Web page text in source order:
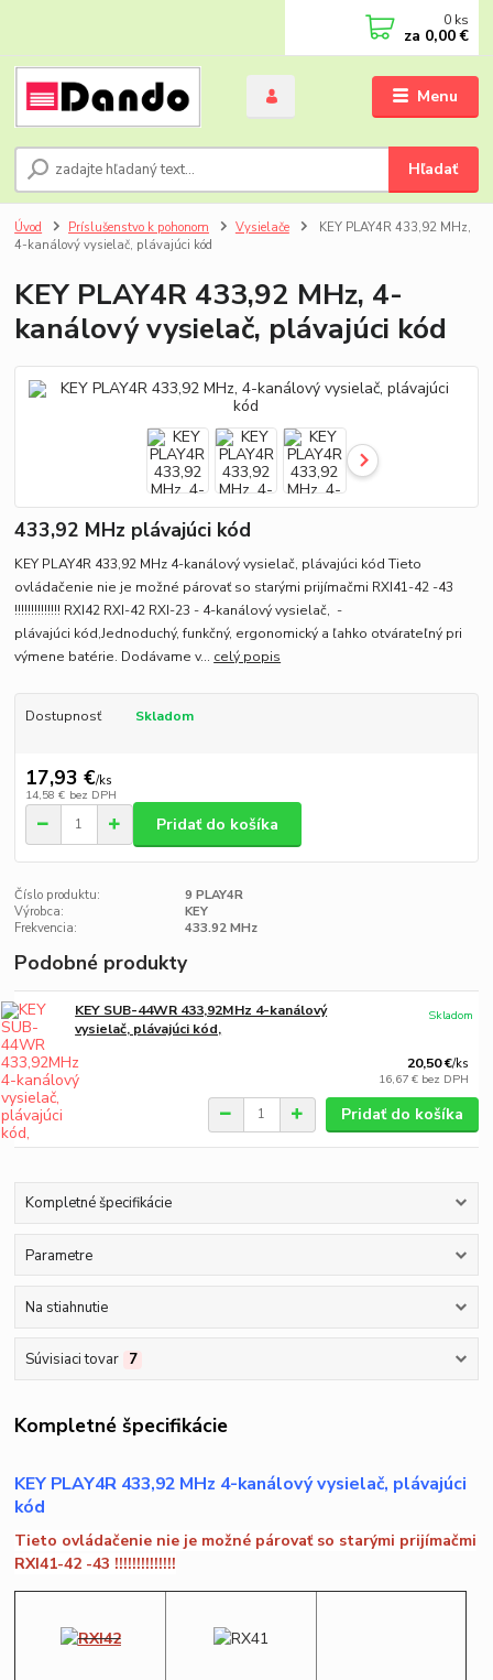
Menu
Hľadať
0 ks
za 0,00 €
Úvod Príslušenstvo k pohonom Vysielače
KEY PLAY4R 433,92 MHz,
4-kanálový vysielač, plávajúci kód
KEY PLAY4R 433,92 MHz, 4-
kanálový vysielač, plávajúci kód
433,92 MHz plávajúci kód
KEY PLAY4R 433,92 MHz 4-kanálový vysielač, plávajúci kód Tieto
ovládačenie nie je možné párovať so starými prijímačmi RXI41-42 -43
!!!!!!!!!!!!!! RXI42 RXI-42 RXI-23 - 4-kanálový vysielač, -
plávajúci kód,Jednoduchý, funkčný, ergonomický a ľahko otvárateľný pri
výmene batérie. Dodávame v... celý popis
Dostupnosť Skladom
17,93 €/ks
14,58 € bez DPH
Pridať do košíka
Číslo produktu:
9 PLAY4R
Výrobca:
KEY
Frekvencia:
433.92 MHz
Podobné produkty
KEY SUB-44WR 433,92MHz 4-kanálový
vysielač, plávajúci kód,
20,50 €/ks
16,67 € bez DPH
Skladom
Pridať do košíka
Kompletné špecifikácie
Parametre
Na stiahnutie
Súvisiaci tovar 7
Kompletné špecifikácie
KEY PLAY4R 433,92 MHz 4-kanálový vysielač, plávajúci
kód
Tieto ovládačenie nie je možné párovať so starými prijímačmi
RXI41-42 -43 !!!!!!!!!!!!!!